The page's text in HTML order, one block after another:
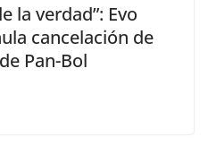
la verdad”: Evo
cancelación de
Pan-Bol